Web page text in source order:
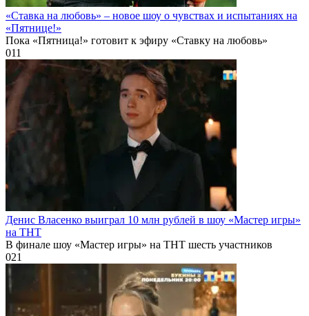
«Ставка на любовь» – новое шоу о чувствах и испытаниях на
«Пятнице!»
Пока «Пятница!» готовит к эфиру «Ставку на любовь»
011
Денис Власенко выиграл 10 млн рублей в шоу «Мастер игры»
на ТНТ
В финале шоу «Мастер игры» на ТНТ шесть участников
021